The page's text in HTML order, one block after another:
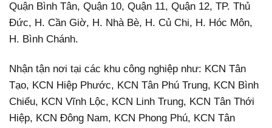
Quận Bình Tân, Quận 10, Quận 11, Quận 12, TP. Thủ
Đức, H. Cần Giờ, H. Nhà Bè, H. Củ Chi, H. Hóc Môn,
H. Bình Chánh.
Nhận tận nơi tại các khu công nghiệp như: KCN Tân
Tạo, KCN Hiệp Phước, KCN Tân Phú Trung, KCN Bình
Chiểu, KCN Vĩnh Lộc, KCN Linh Trung, KCN Tân Thới
Hiệp, KCN Đông Nam, KCN Phong Phú, KCN Tân